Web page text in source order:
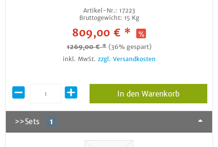
Artikel-Nr.: 17223
Bruttogewicht: 15 Kg
809,00 € *
1269,00 € * (36% gespart)
inkl. MwSt. zzgl. Versandkosten
In den Warenkorb
>>Sets 1